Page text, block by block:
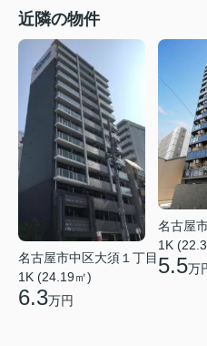
近隣の物件
名古屋市中区大須１丁目
1K (24.19㎡)
6.3万円
名古屋
1K
5.5万